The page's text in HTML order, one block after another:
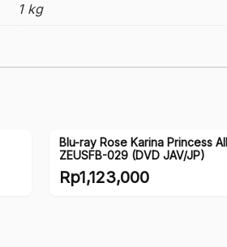
1 kg
Blu-ray Rose Karina Princess
ZEUSFB-029 (DVD JAV/JP)
Rp1,123,000